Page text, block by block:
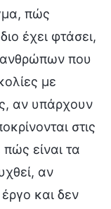
πώς
έχει φτάσει,
ανθρώπων που
με
αν υπάρχουν
στις
είναι τα
αν
και δεν